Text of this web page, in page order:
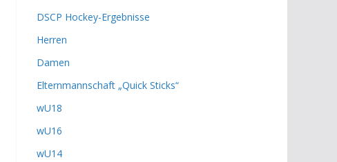
DSCP Hockey-Ergebnisse
Herren
Damen
Elternmannschaft „Quick Sticks“
wU18
wU16
wU14